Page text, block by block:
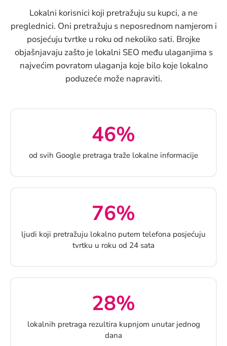
Lokalni korisnici koji pretražuju su kupci, a ne
preglednici. Oni pretražuju s neposrednom namjerom i
posjećuju tvrtke u roku od nekoliko sati. Brojke
objašnjavaju zašto je lokalni SEO među ulaganjima s
najvećim povratom ulaganja koje bilo koje lokalno
poduzeće može napraviti.
46%
od svih Google pretraga traže lokalne informacije
76%
ljudi koji pretražuju lokalno putem telefona posjećuju
tvrtku u roku od 24 sata
28%
lokalnih pretraga rezultira kupnjom unutar jednog
dana